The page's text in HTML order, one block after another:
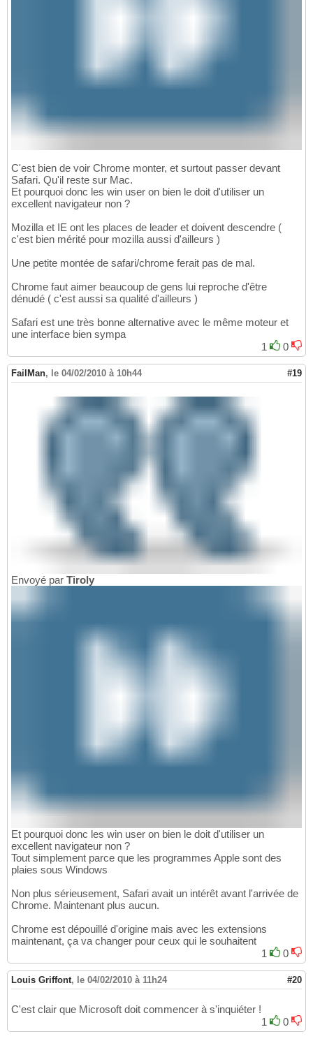
C'est bien de voir Chrome monter, et surtout passer devant
Safari. Qu'il reste sur Mac.
Et pourquoi donc les win user on bien le doit d'utiliser un
excellent navigateur non ?
Mozilla et IE ont les places de leader et doivent descendre (
c'est bien mérité pour mozilla aussi d'ailleurs )
Une petite montée de safari/chrome ferait pas de mal.
Chrome faut aimer beaucoup de gens lui reproche d'être
dénudé ( c'est aussi sa qualité d'ailleurs )
Safari est une très bonne alternative avec le même moteur et
une interface bien sympa
1
0
FailMan, le 04/02/2010 à 10h44 #19
Envoyé par Tiroly
Et pourquoi donc les win user on bien le doit d'utiliser un
excellent navigateur non ?
Tout simplement parce que les programmes Apple sont des
plaies sous Windows
Non plus sérieusement, Safari avait un intérêt avant l'arrivée de
Chrome. Maintenant plus aucun.
Chrome est dépouillé d'origine mais avec les extensions
maintenant, ça va changer pour ceux qui le souhaitent
1
0
Louis Griffont, le 04/02/2010 à 11h24 #20
C'est clair que Microsoft doit commencer à s'inquiéter !
1
0